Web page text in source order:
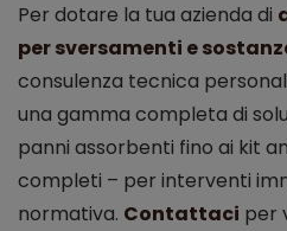
Per dotare la tua azienda di
per sversamenti e
consulenza tecnica
una gamma completa di
panni assorbenti fino ai kit
completi – per interventi
normativa. Contattaci per